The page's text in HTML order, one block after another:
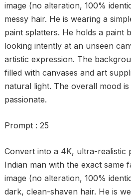
image (no alteration, 100%
messy hair. He is wearing a
paint splatters. He holds a paint
looking intently at an unseen
artistic expression. The
filled with canvases and art
natural light. The overall mood
passionate.
Prompt : 25
Convert into a 4K, ultra-realistic
Indian man with the exact same
image (no alteration, 100%
dark, clean-shaven hair. He is